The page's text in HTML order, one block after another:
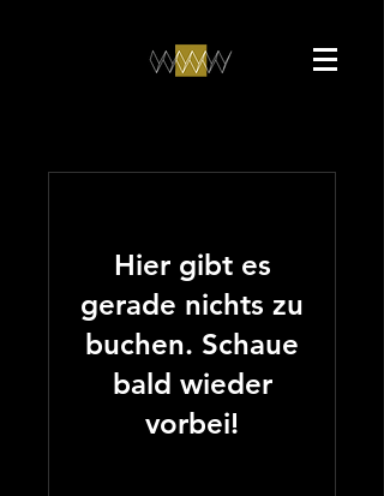
Hier gibt es
gerade nichts zu
buchen. Schaue
bald wieder
vorbei!